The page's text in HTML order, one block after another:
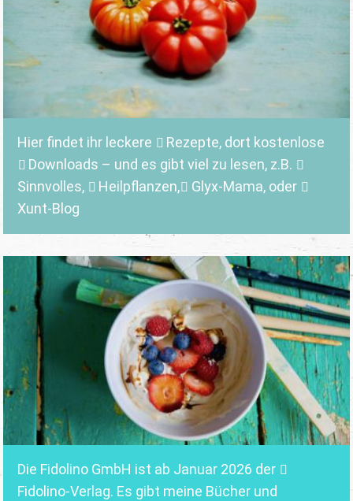
Hier findet ihr leckere Rezepte, dort kostenlose
Downloads – und es gibt viel zu lesen, z.B.
Sinnvolles, Heilpflanzen, Glyx-Mama,oder
Xunt-Blog
Die Fidolino GmbH ist ab Januar 2026 der
Fidolino-Verlag. Es gibt meine Bücher und